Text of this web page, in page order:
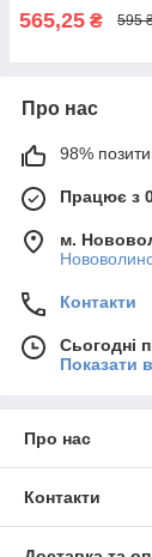
565,25 ₴ 595
Про нас
98%
Працює з
м.
Контакти
Сьогодні
Показати
Про нас
Контакти